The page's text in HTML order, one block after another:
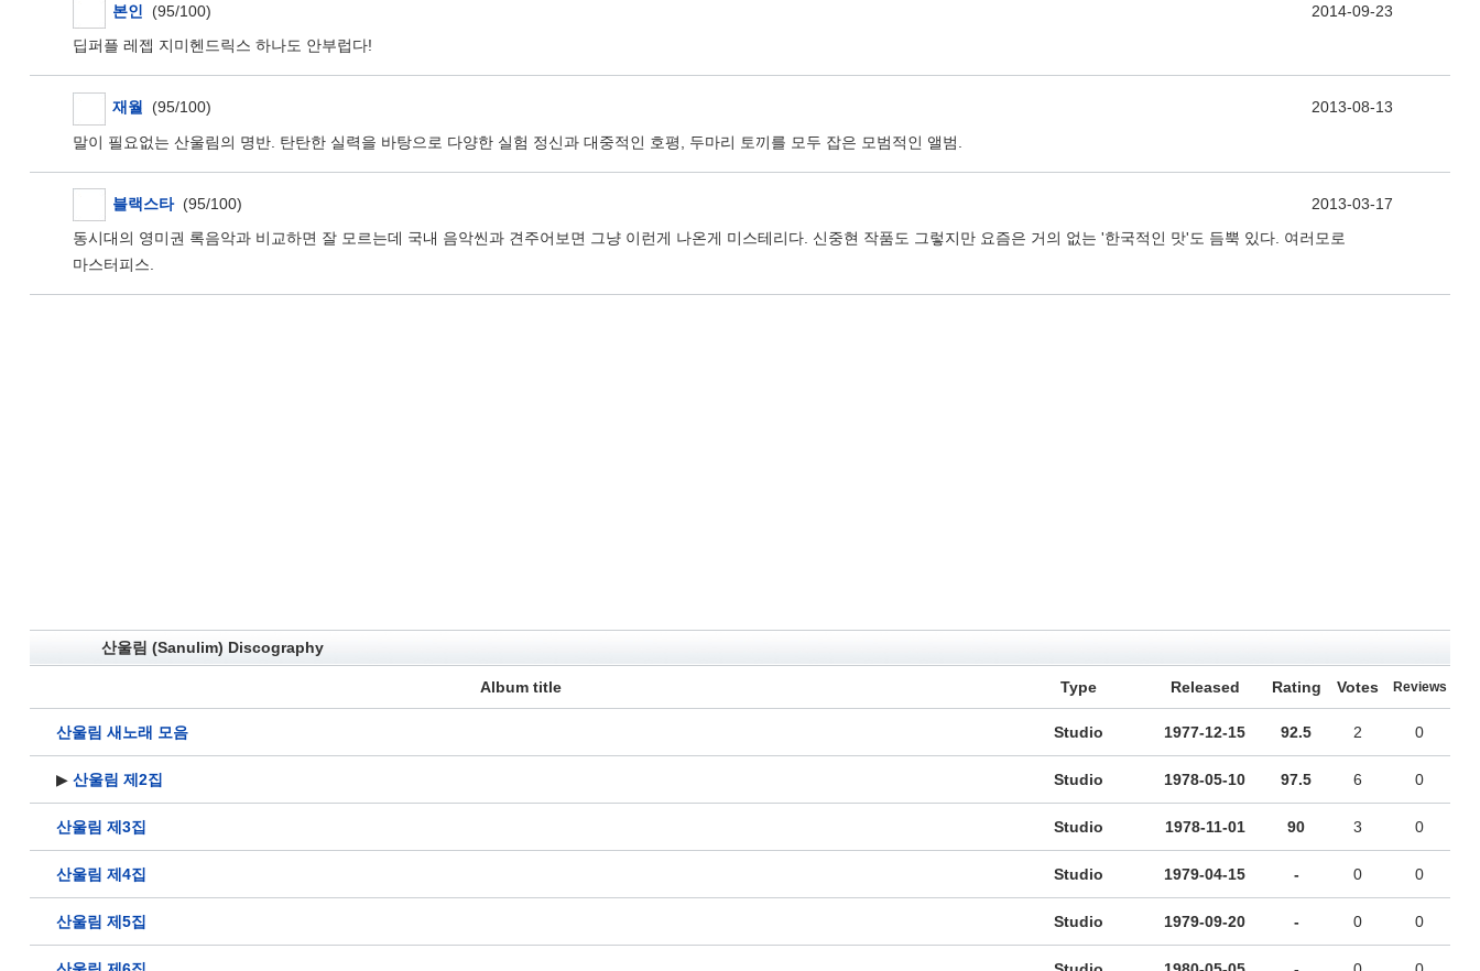
본인 (95/100)
2014-09-23
딥퍼플 레젭 지미헨드릭스 하나도 안부럽다!
재월 (95/100)
2013-08-13
말이 필요없는 산울림의 명반. 탄탄한 실력을 바탕으로 다양한 실험 정신과 대중적인 호평, 두마리 토끼를 모두 잡은 모범적인 앨범.
블랙스타(95/100)
2013-03-17
동시대의 영미권 록음악과 비교하면 잘 모르는데 국내 음악씬과 견주어보면 그냥 이런게 나온게 미스테리다. 신중현 작품도 그렇지만 요즘은 거의 없는 '한국적인 맛'도 듬뿍 있다. 여러모로
마스터피스.
산울림 (Sanulim) Discography
Album title Type Released Rating Votes Reviews
산울림 새노래 모음 Studio 1977-12-15 92.5 2 0
▶ 산울림 제2집 Studio 1978-05-10 97.5 6 0
산울림 제3집 Studio 1978-11-01 90 3 0
산울림 제4집 Studio 1979-04-15 - 0 0
산울림 제5집 Studio 1979-09-20 - 0 0